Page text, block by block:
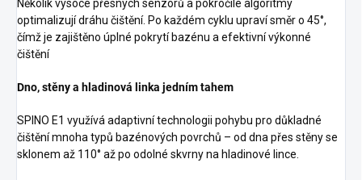
Několik vysoce přesných senzorů a pokročilé algoritmy
optimalizují dráhu čištění. Po každém cyklu upraví směr o 45°,
čímž je zajištěno úplné pokrytí bazénu a efektivní výkonné
čištění
Dno, stěny a hladinová linka jedním tahem
SPINO E1 využívá adaptivní technologii pohybu pro důkladné
čištění mnoha typů bazénových povrchů – od dna přes stěny se
sklonem až 110° až po odolné skvrny na hladinové lince.